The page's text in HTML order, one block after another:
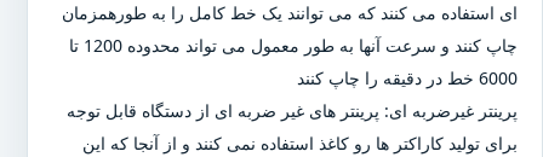
ای استفاده می کنند که می توانند یک خط کامل را به طورهمزمان
چاپ کنند و سرعت آنها به طور معمول می تواند محدوده 1200 تا
6000 خط در دقیقه را چاپ کنند
پرینتر غیرضربه ای: پرینتر های غیر ضربه ای از دستگاه قابل توجه
برای تولید کاراکتر ها رو کاغذ استفاده نمی کنند و از آنجا که این